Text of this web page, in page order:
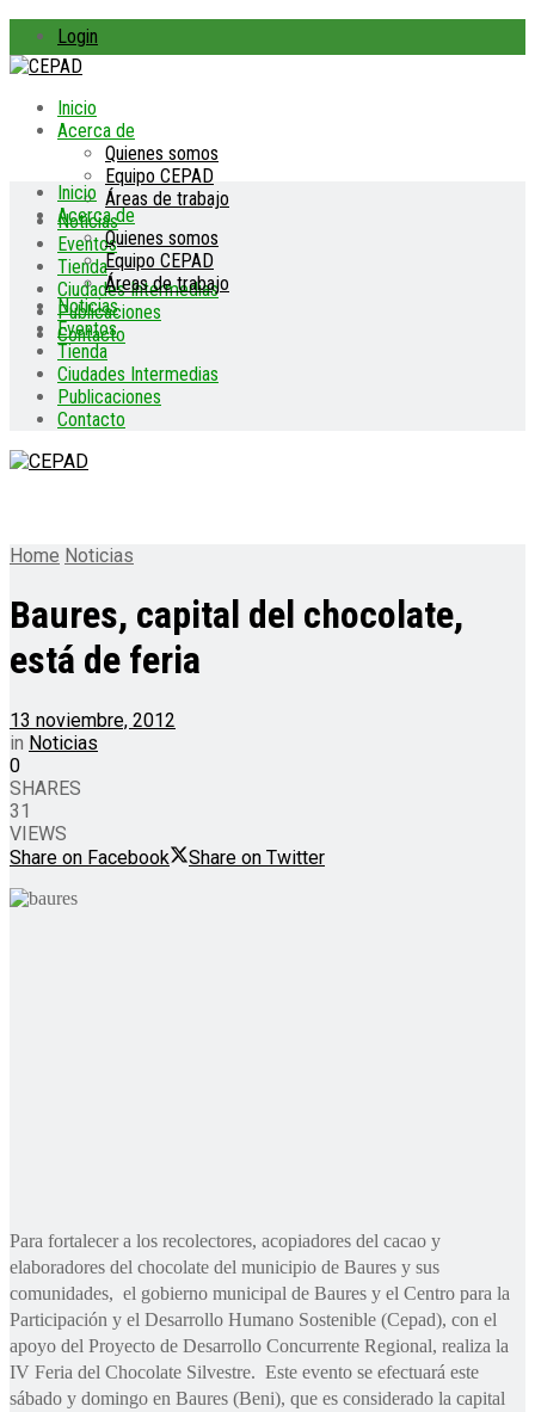
Login
Inicio
Acerca de
Quienes somos
Equipo CEPAD
Áreas de trabajo
Noticias
Eventos
Tienda
Ciudades Intermedias
Publicaciones
Contacto
Inicio
Acerca de
Quienes somos
Equipo CEPAD
Áreas de trabajo
Noticias
Eventos
Tienda
Ciudades Intermedias
Publicaciones
Contacto
Home Noticias
Baures, capital del chocolate,
está de feria
13 noviembre, 2012
in Noticias
0
SHARES
31
VIEWS
Share on Facebook
Share on Twitter
Para fortalecer a los recolectores, acopiadores del cacao y
elaboradores del chocolate del municipio de Baures y sus
comunidades, el gobierno municipal de Baures y el Centro para la
Participación y el Desarrollo Humano Sostenible (Cepad), con el
apoyo del Proyecto de Desarrollo Concurrente Regional, realiza la
IV Feria del Chocolate Silvestre. Este evento se efectuará este
sábado y domingo en Baures (Beni), que es considerado la capital